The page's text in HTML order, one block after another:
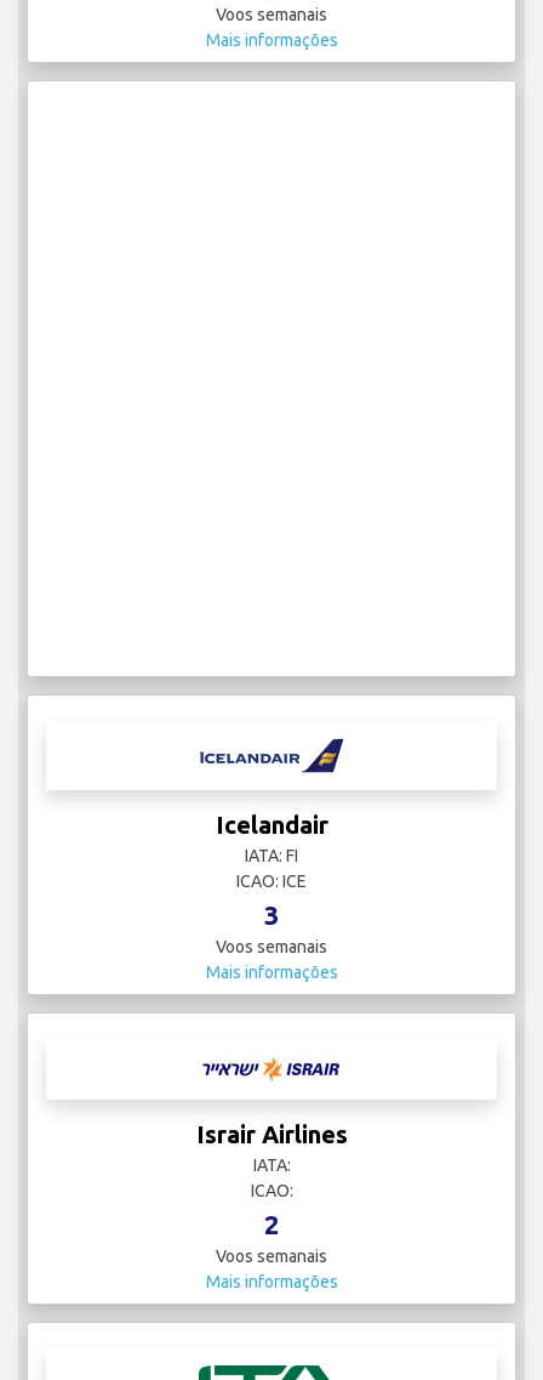
Voos semanais
Mais informações
Icelandair
IATA: FI
ICAO: ICE
3
Voos semanais
Mais informações
Israir Airlines
IATA:
ICAO:
2
Voos semanais
Mais informações